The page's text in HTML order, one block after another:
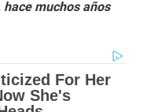
muchos años